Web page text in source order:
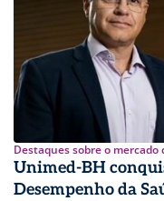
Destaques sobre o mercado
Unimed-BH
Desempenho da